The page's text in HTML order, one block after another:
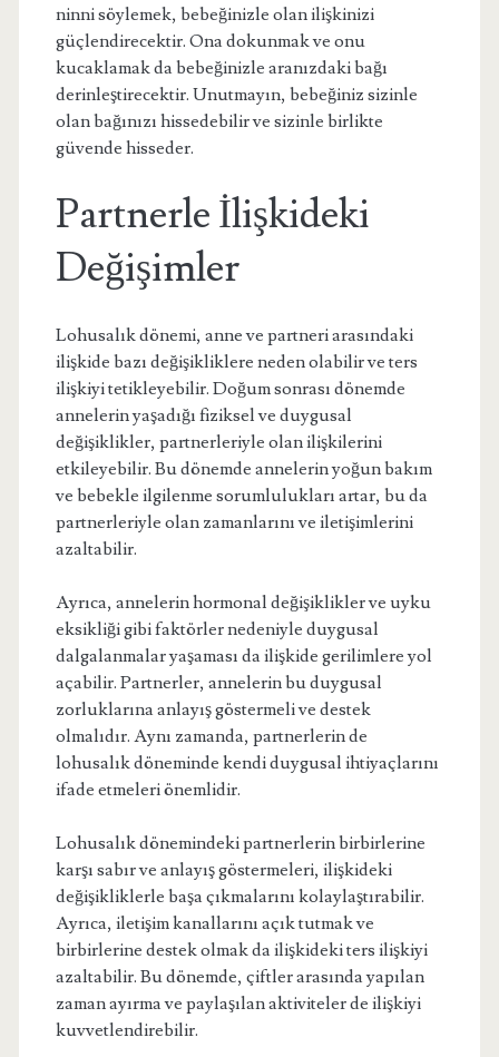
ninni söylemek, bebeğinizle olan ilişkinizi
güçlendirecektir. Ona dokunmak ve onu
kucaklamak da bebeğinizle aranızdaki bağı
derinleştirecektir. Unutmayın, bebeğiniz sizinle
olan bağınızı hissedebilir ve sizinle birlikte
güvende hisseder.
Partnerle İlişkideki
Değişimler
Lohusalık dönemi, anne ve partneri arasındaki
ilişkide bazı değişikliklere neden olabilir ve ters
ilişkiyi tetikleyebilir. Doğum sonrası dönemde
annelerin yaşadığı fiziksel ve duygusal
değişiklikler, partnerleriyle olan ilişkilerini
etkileyebilir. Bu dönemde annelerin yoğun bakım
ve bebekle ilgilenme sorumlulukları artar, bu da
partnerleriyle olan zamanlarını ve iletişimlerini
azaltabilir.
Ayrıca, annelerin hormonal değişiklikler ve uyku
eksikliği gibi faktörler nedeniyle duygusal
dalgalanmalar yaşaması da ilişkide gerilimlere yol
açabilir. Partnerler, annelerin bu duygusal
zorluklarına anlayış göstermeli ve destek
olmalıdır. Aynı zamanda, partnerlerin de
lohusalık döneminde kendi duygusal ihtiyaçlarını
ifade etmeleri önemlidir.
Lohusalık dönemindeki partnerlerin birbirlerine
karşı sabır ve anlayış göstermeleri, ilişkideki
değişikliklerle başa çıkmalarını kolaylaştırabilir.
Ayrıca, iletişim kanallarını açık tutmak ve
birbirlerine destek olmak da ilişkideki ters ilişkiyi
azaltabilir. Bu dönemde, çiftler arasında yapılan
zaman ayırma ve paylaşılan aktiviteler de ilişkiyi
kuvvetlendirebilir.